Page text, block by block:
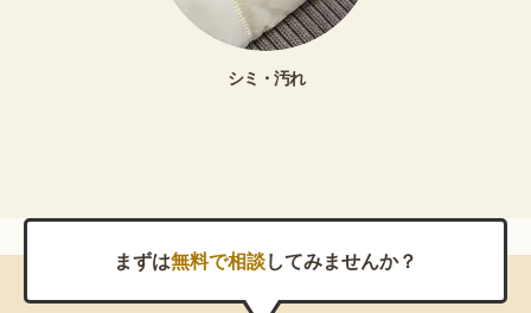
シミ・汚れ
まずは無料で相談してみませんか？